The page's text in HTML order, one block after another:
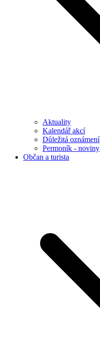
Aktuality
Kalendář akcí
Důležitá oznámení
Permoník - noviny
Občan a turista